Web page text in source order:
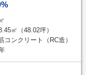
㎡（48.02坪）
コンクリート（RC造）